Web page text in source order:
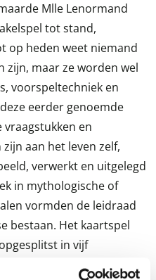
Mlle Lenormand
tot stand,
op heden weet niemand
zijn, maar ze worden wel
voorspeltechniek en
eerder genoemde
vraagstukken en
aan het leven zelf,
verwerkt en uitgelegd
in mythologische of
vormden de leidraad
bestaan. Het kaartspel
in vijf
met de vijf belangrijkste